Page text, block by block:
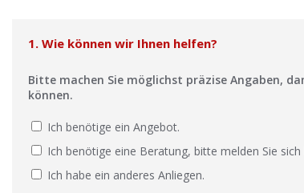
1. Wie können wir Ihnen helfen?
Bitte machen Sie möglichst präzise Angaben,
können.
Ich benötige ein Angebot.
Ich benötige eine Beratung, bitte melden Sie sich
Ich habe ein anderes Anliegen.